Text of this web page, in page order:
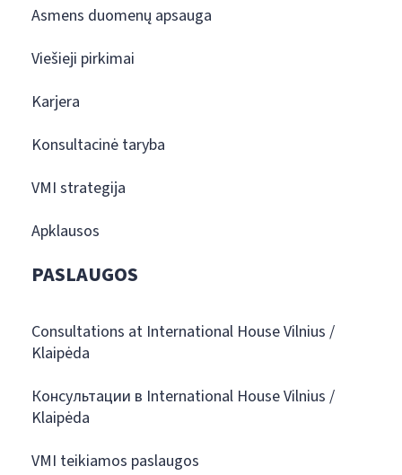
Asmens duomenų apsauga
Viešieji pirkimai
Karjera
Konsultacinė taryba
VMI strategija
Apklausos
PASLAUGOS
Consultations at International House Vilnius /
Klaipėda
Консультации в International House Vilnius /
Klaipėda
VMI teikiamos paslaugos